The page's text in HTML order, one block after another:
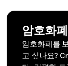
암호화
암호화폐를
고 싶나요?